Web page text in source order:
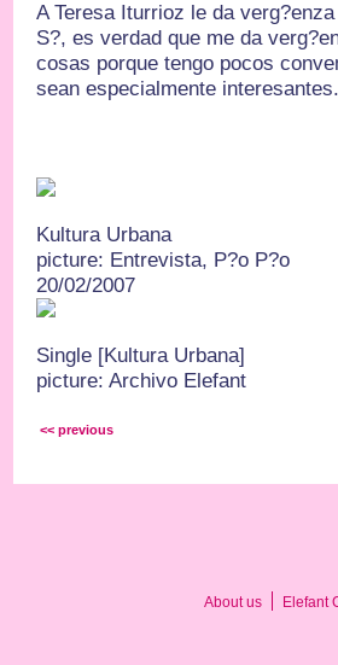
A Teresa Iturrioz le da
S?, es verdad que me da
cosas porque tengo pocos
sean especialmente
Kultura Urbana
picture: Entrevista, P?o P?o
20/02/2007
Single [Kultura Urbana]
picture: Archivo Elefant
<< previous
About us Elefant